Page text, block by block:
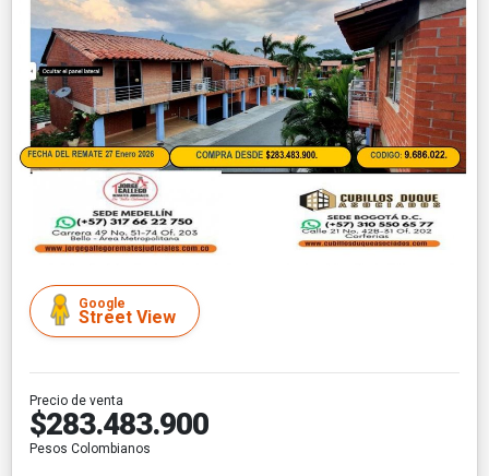
Google
Street View
Precio de venta
$283.483.900
Pesos Colombianos